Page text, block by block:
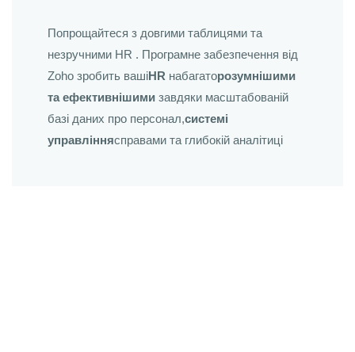
Попрощайтеся з довгими таблицями та
незручними HR . Програмне забезпечення від
Zoho зробить вашіHR набагаторозумнішими
та ефективнішими завдяки масштабованій
базі даних про персонал,системі
управліннясправами та глибокій аналітиці